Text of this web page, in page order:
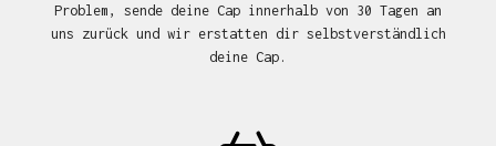
Problem, sende deine Cap innerhalb von 30 Tagen an
uns zurück und wir erstatten dir selbstverständlich
deine Cap.